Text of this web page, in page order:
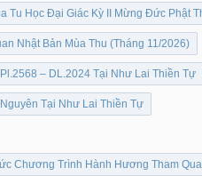
Tu Học Đại Giác Kỳ II Mừng Đức Phật
Nhật Bản Mùa Thu (Tháng 11/2026)
– DL.2024 Tại Như Lai Thiền Tự
Tại Như Lai Thiền Tự
Chương Trình Hành Hương Tham